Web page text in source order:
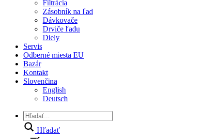
Filtrácia
Zásobník na ľad
Dávkovače
Drviče ľadu
Diely
Servis
Odberné miesta EU
Bazár
Kontakt
Slovenčina
English
Deutsch
Hľadať